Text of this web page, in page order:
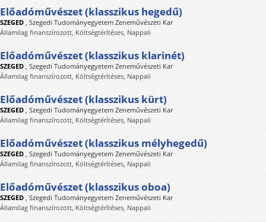
Előadóművészet (klasszikus hegedű)
SZEGED Szegedi Tudományegyetem Zeneművészeti Kar
Államilag finanszírozott, Költségtérítéses, Nappali
Előadóművészet (klasszikus klarinét)
SZEGED Szegedi Tudományegyetem Zeneművészeti Kar
Államilag finanszírozott, Költségtérítéses, Nappali
Előadóművészet (klasszikus kürt)
SZEGED Szegedi Tudományegyetem Zeneművészeti Kar
Államilag finanszírozott, Költségtérítéses, Nappali
Előadóművészet (klasszikus mélyhegedű)
SZEGED Szegedi Tudományegyetem Zeneművészeti Kar
Államilag finanszírozott, Költségtérítéses, Nappali
Előadóművészet (klasszikus oboa)
SZEGED Szegedi Tudományegyetem Zeneművészeti Kar
Államilag finanszírozott, Költségtérítéses, Nappali